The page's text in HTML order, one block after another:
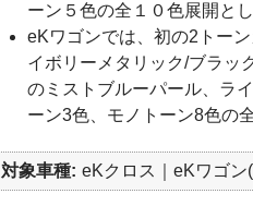
ーン５色の全１０色展開とし
eKワゴンでは、初の2トー
イボリーメタリック/ブラッ
のミストブルーパール、ラ
ーン3色、モノトーン8色の
対象車種 eKクロス｜eKワゴン